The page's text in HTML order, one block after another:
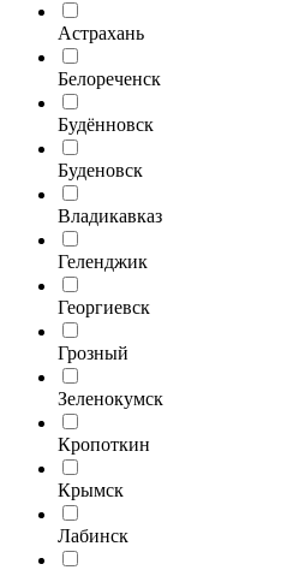
Астрахань
Белореченск
Будённовск
Буденовск
Владикавказ
Геленджик
Георгиевск
Грозный
Зеленокумск
Кропоткин
Крымск
Лабинск